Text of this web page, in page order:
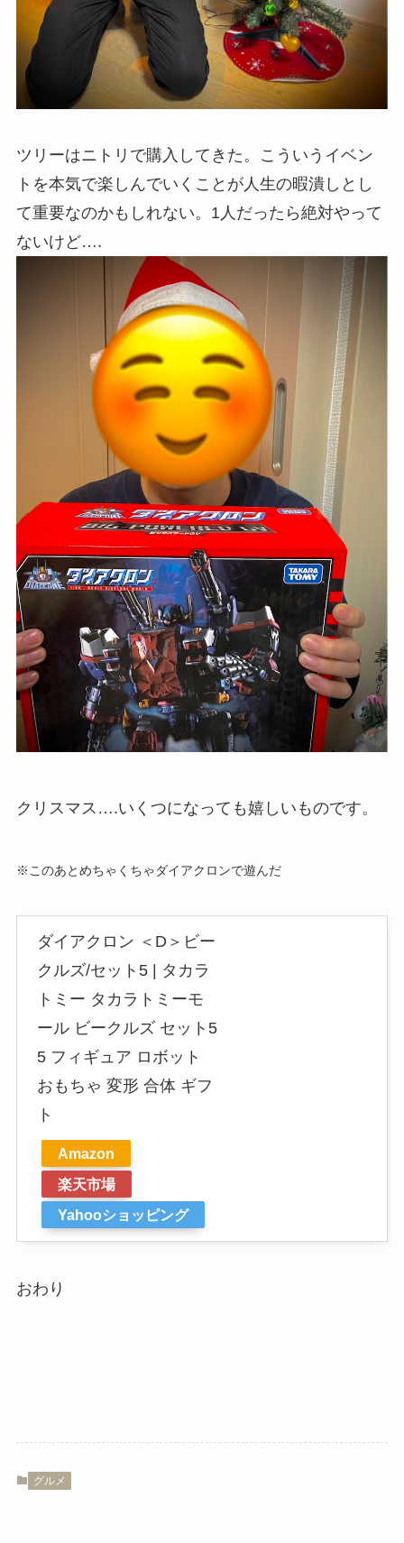
ツリーはニトリで購入してきた。こういうイベン
トを本気で楽しんでいくことが人生の暇潰しとし
て重要なのかもしれない。1人だったら絶対やって
ないけど….
クリスマス….いくつになっても嬉しいものです。
※このあとめちゃくちゃダイアクロンで遊んだ
ダイアクロン ＜D＞ビー
クルズ/セット5 | タカラ
トミー タカラトミーモ
ール ビークルズ セット5
5 フィギュア ロボット
おもちゃ 変形 合体 ギフ
ト
Amazon
楽天市場
Yahooショッピング
おわり
グルメ